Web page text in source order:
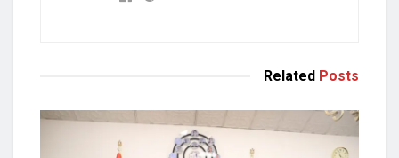
Related Posts